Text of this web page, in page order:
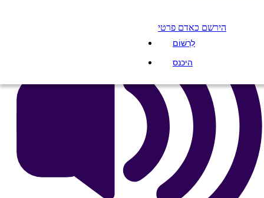
הירשם כאדם פרטי
לִרְשׁוֹם
היכנס